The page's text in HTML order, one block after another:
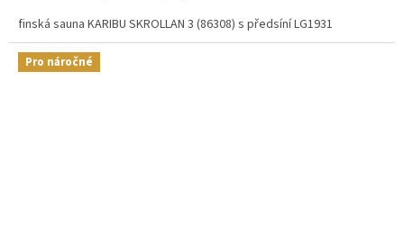
finská sauna KARIBU SKROLLAN 3 (86308) s předsíní LG1931
Pro náročné